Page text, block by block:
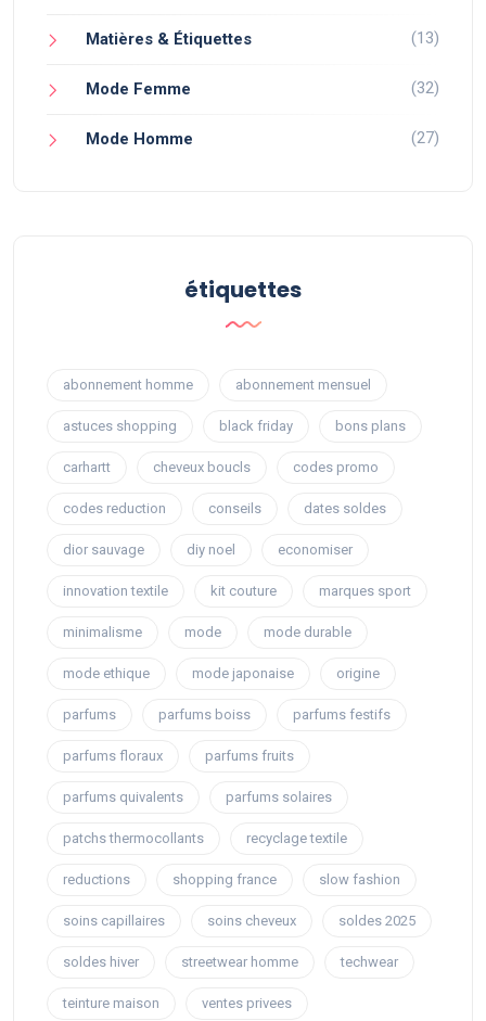
Matières & Étiquettes (13)
Mode Femme (32)
Mode Homme (27)
étiquettes
abonnement homme abonnement mensuel
astuces shopping black friday bons plans
carhartt cheveux boucls codes promo
codes reduction conseils dates soldes
dior sauvage diy noel economiser
innovation textile kit couture marques sport
minimalisme mode mode durable
mode ethique mode japonaise origine
parfums parfums boiss parfums festifs
parfums floraux parfums fruits
parfums quivalents parfums solaires
patchs thermocollants recyclage textile
reductions shopping france slow fashion
soins capillaires soins cheveux soldes 2025
soldes hiver streetwear homme techwear
teinture maison ventes privees